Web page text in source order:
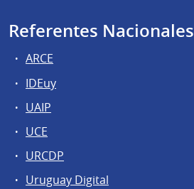
Referentes Nacionales
ARCE
IDEuy
UAIP
UCE
URCDP
Uruguay Digital